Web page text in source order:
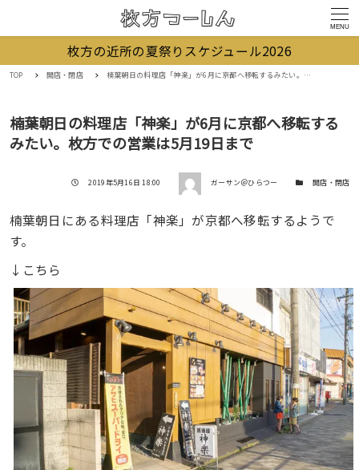
MENU
枚方の近所の夏祭りスケジュール2026
TOP 開店・閉店 楠葉朝日の料理店「神楽」が6月に京都へ移転するみたい。枚方での営業は5月19日まで
楠葉朝日の料理店「神楽」が6月に京都へ移転する
みたい。枚方での営業は5月19日まで
投稿日
2019年5月16日 18:00 著者 ガーサン＠ひらつー カテゴリー開店・閉店
楠葉朝日にある料理店「神楽」が京都へ移転するようで
す。
↓こちら